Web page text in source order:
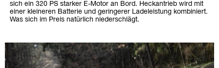
sich ein 320 PS starker E-Motor an Bord. Heckantrieb wird mit
einer kleineren Batterie und geringerer Ladeleistung kombiniert.
Was sich im Preis natürlich niederschlägt.